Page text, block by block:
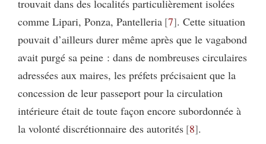
trouvait dans des localités particulièrement isolées
comme Lipari, Ponza, Pantelleria 7 . Cette situation
pouvait d’ailleurs durer même après que le vagabond
avait purgé sa peine : dans de nombreuses circulaires
adressées aux maires, les préfets précisaient que la
concession de leur passeport pour la circulation
intérieure était de toute façon encore subordonnée à
la volonté discrétionnaire des autorités 8 .